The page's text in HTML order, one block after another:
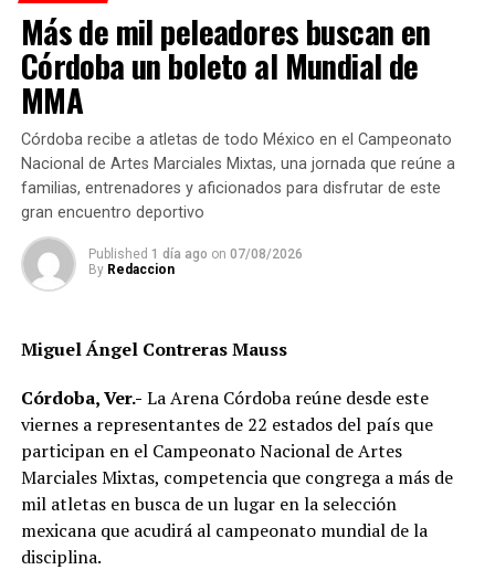
Lety y su ‘runfla’’ deben comparecer
Más de mil peleadores buscan en
Córdoba un boleto al Mundial de
MMA
Córdoba recibe a atletas de todo México en el Campeonato
Nacional de Artes Marciales Mixtas, una jornada que reúne a
familias, entrenadores y aficionados para disfrutar de este
gran encuentro deportivo
Published 1 día ago on 07/08/2026
By Redaccion
Miguel Ángel Contreras Mauss
Córdoba, Ver.- La Arena Córdoba reúne desde este
viernes a representantes de 22 estados del país que
participan en el Campeonato Nacional de Artes
Marciales Mixtas, competencia que congrega a más de
mil atletas en busca de un lugar en la selección
mexicana que acudirá al campeonato mundial de la
disciplina.